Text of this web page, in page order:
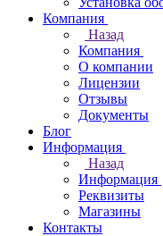
Компания
Назад
Компания
О компании
Лицензии
Отзывы
Документы
Блог
Информация
Назад
Информация
Реквизиты
Магазины
Контакты